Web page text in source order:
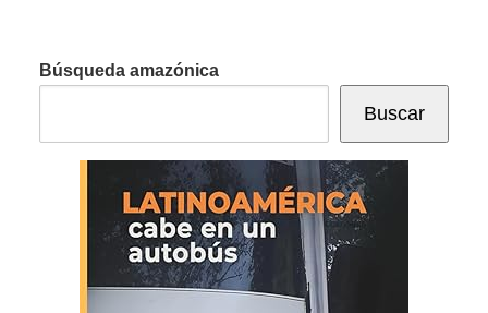
Búsqueda amazónica
Buscar